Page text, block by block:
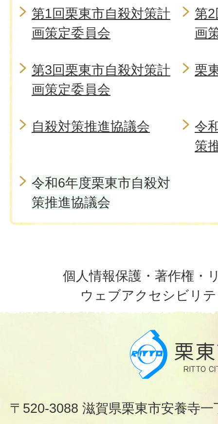
第1回栗東市自殺対策計
画策定委員会
第
画
第3回栗東市自殺対策計
画策定委員会
栗
自殺対策推進協議会
令
策
令和6年度栗東市自殺対
策推進協議会
個人情報保護・著作権・
ウェブアクセシビリ
〒520-3088 滋賀県栗東市安養寺